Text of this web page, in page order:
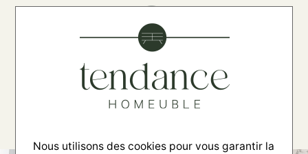
☰
Nous utilisons des cookies pour vous garantir la